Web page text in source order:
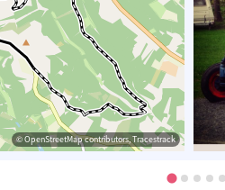
© OpenStreetMap contributors, Tracestrack© Eddy & Rita